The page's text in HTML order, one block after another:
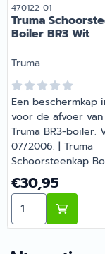
Artikelnummer
470122-01
Truma
Boiler BR3 Wit
Merk:
Truma
Een beschermkap
voor de afvoer
Truma BR3-boiler.
07/2006. | Truma
Schoorsteenkap
Wit | Artikelnummer
01
Prijs: 30,95
€30,95
Aantal kiezen